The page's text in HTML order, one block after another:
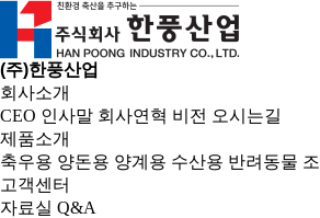
(주)한풍산업
회사소개
CEO 인사말 회사연혁 비전 오시는길
제품소개
축우용 양돈용 양계용 수산용 반려동물
고객센터
자료실 Q&A